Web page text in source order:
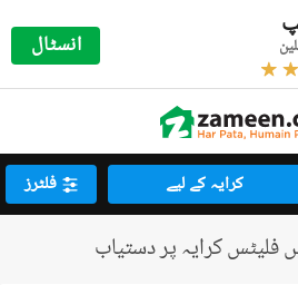
انسٹال
کرایہ کے لیے فلٹرز